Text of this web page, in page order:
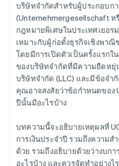
บริษัทจำกัดสำหรับผู้ประกอบก
(Unternehmergesellschaft ห
กฎหมายพิเศษในประเทศเยอร
เหมาะกับผู้ก่อตั้งธุรกิจเชิงพา
โดยมีการเปิดตัวเป็นครั้งแรก
ของบริษัทจำกัดที่มีความยืดหยุ่
บริษัทจำกัด (LLC) และมีข้อจำ
คุณอาจสงสัยว่าข้อกำหนดของ
ปีนั้นมีอะไรบ้าง
บทความนี้จะอธิบายเหตุผลที่
การเงินประจำปี รวมถึงความ
ด้วย รวมถึงอธิบายด้วยว่างบกา
อะไรบ้าง และควรจัดทำอย่างไร